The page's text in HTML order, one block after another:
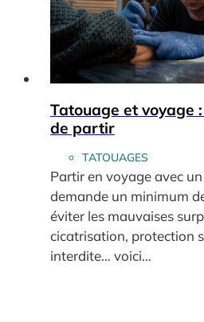
Tatouage et voyage
de partir
TATOUAGES
Partir en voyage avec
demande un minimum
éviter les mauvaises
cicatrisation, protection
interdite… voici…